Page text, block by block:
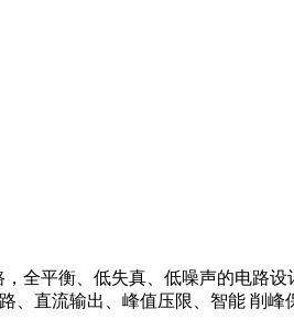
全平衡、低失真、低噪声的电路
直流输出、峰值压限、智能 削峰